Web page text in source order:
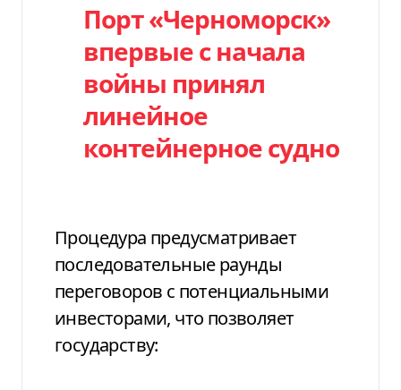
Порт «Черноморск»
впервые с начала
войны принял
линейное
контейнерное судно
Процедура предусматривает
последовательные раунды
переговоров с потенциальными
инвесторами, что позволяет
государству: